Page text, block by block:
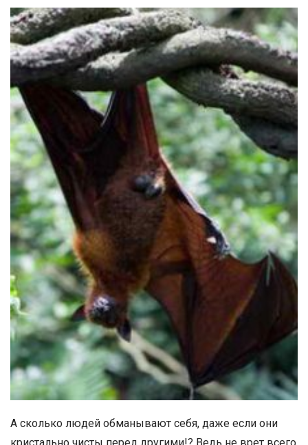
А сколько людей обманывают себя, даже если они